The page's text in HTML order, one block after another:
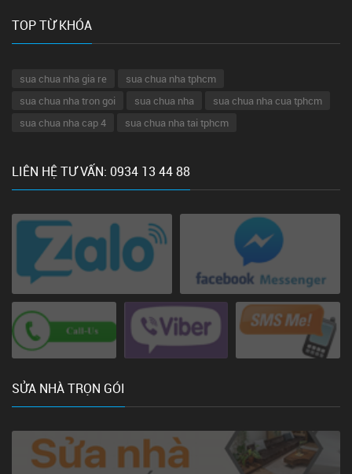
TOP TỪ KHÓA
sua chua nha gia re
sua chua nha tphcm
sua chua nha tron goi
sua chua nha
sua chua nha cua tphcm
sua chua nha cap 4
sua chua nha tai tphcm
LIÊN HỆ TƯ VẤN: 0934 13 44 88
SỬA NHÀ TRỌN GÓI